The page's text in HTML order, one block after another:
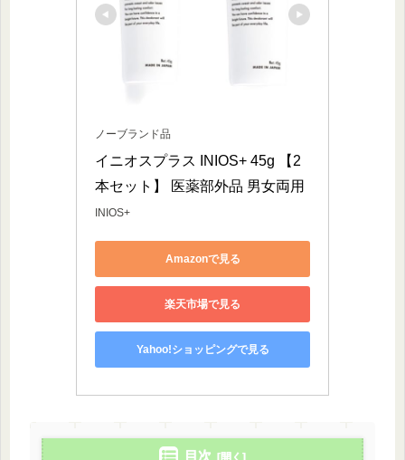
ノーブランド品
イニオスプラス INIOS+ 45g 【2
本セット】 医薬部外品 男女両用
INIOS+
Amazonで見る
楽天市場で見る
Yahoo!ショッピングで見る
目次